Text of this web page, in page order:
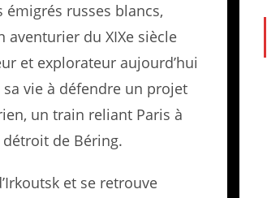
russes blancs,
aventurier du XIXe siècle
et explorateur aujourd’hui
vie à défendre un projet
un train reliant Paris à
de Béring.
et se retrouve